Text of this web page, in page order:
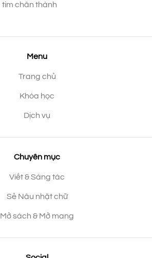
tim chân thành
Menu
Trang chủ
Khóa học
Dịch vụ
Chuyên mục
Viết & Sáng tác
Sẻ Nâu nhặt chữ
Mở sách & Mở mang